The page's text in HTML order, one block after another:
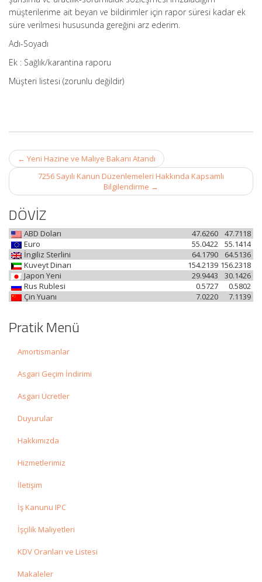
müşterilerime ait beyan ve bildirimler için rapor süresi kadar ek
süre verilmesi hususunda gereğini arz ederim.
Adı-Soyadı
Ek : Sağlık/karantina raporu
Müşteri listesi (zorunlu değildir)
Post
navigation
← Yeni Hazine ve Maliye Bakanı Atandı
7256 Sayılı Kanun Düzenlemeleri Hakkında Kapsamlı
Bilgilendirme →
DÖVİZ
ABD Doları 47.7118
47.6260
Euro
55.1414
55.0422
İngiliz Sterlini
64.5136
64.1790
Kuveyt Dinarı
156.2318
154.2139
Japon Yeni
30.1426
29.9443
Rus Rublesi
0.5802
0.5727
Çin Yuanı
7.1139
7.0220
Pratik Menü
Amortismanlar
Asgari Geçim İndirimi
Asgari Ücretler
Duyurular
Hakkımızda
Hizmetlerimiz
İletişim
İş Kanunu IPC
İşçilik Maliyetleri
KDV Oranları ve Listesi
Makaleler